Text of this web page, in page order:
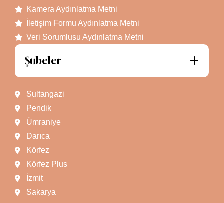
Kamera Aydınlatma Metni
İletişim Formu Aydınlatma Metni
Veri Sorumlusu Aydınlatma Metni
Şubeler
Sultangazi
Pendik
Ümraniye
Darıca
Körfez
Körfez Plus
İzmit
Sakarya